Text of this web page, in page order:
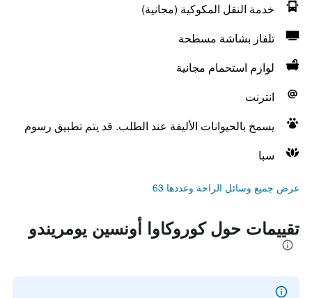
خدمة النقل المكوكية (مجانية)
تلفاز بشاشة مسطحة
لوازم استحمام مجانية
انترنت
يسمح بالحيوانات الأليفة عند الطلب. قد يتم تطبيق رسوم
سبا
عرض جميع وسائل الراحة وعددها 63
تقييمات حول كوروكاوا أونسين يومريندو